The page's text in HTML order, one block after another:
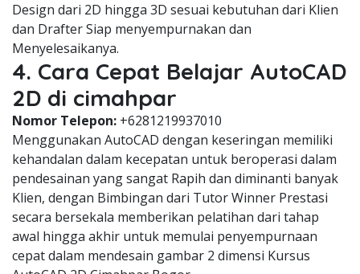
Design dari 2D hingga 3D sesuai kebutuhan dari Klien
dan Drafter Siap menyempurnakan dan
Menyelesaikanya.
4. Cara Cepat Belajar AutoCAD
2D di cimahpar
Nomor Telepon: +6281219937010
Menggunakan AutoCAD dengan keseringan memiliki
kehandalan dalam kecepatan untuk beroperasi dalam
pendesainan yang sangat Rapih dan diminanti banyak
Klien, dengan Bimbingan dari Tutor Winner Prestasi
secara bersekala memberikan pelatihan dari tahap
awal hingga akhir untuk memulai penyempurnaan
cepat dalam mendesain gambar 2 dimensi Kursus